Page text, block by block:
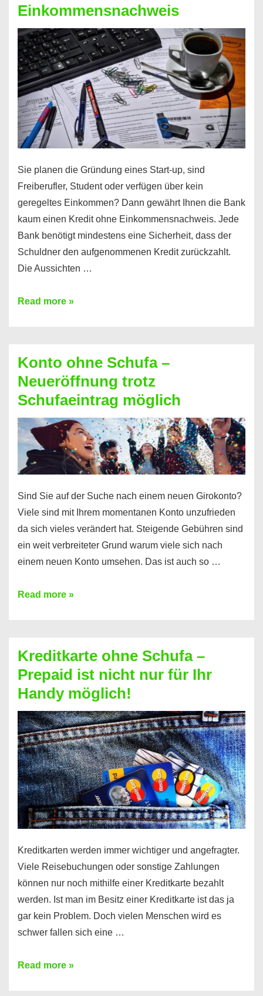
Durchstarter
Einkommensnachweis
Sie planen die Gründung eines Start-up, sind
Freiberufler, Student oder verfügen über kein
geregeltes Einkommen? Dann gewährt Ihnen die Bank
kaum einen Kredit ohne Einkommensnachweis. Jede
Bank benötigt mindestens eine Sicherheit, dass der
Schuldner den aufgenommenen Kredit zurückzahlt.
Die Aussichten …
Mit
Sie
einen
Kredit
ohne
Einkommensnachweis
Read more »
Konto ohne Schufa –
Neueröffnung trotz
Schufaeintrag möglich
Sind Sie auf der Suche nach einem neuen Girokonto?
Viele sind mit Ihrem momentanen Konto unzufrieden
da sich vieles verändert hat. Steigende Gebühren sind
ein weit verbreiteter Grund warum viele sich nach
einem neuen Konto umsehen. Das ist auch so …
Konto
Neueröffnung
trotz
Schufaeintrag
möglich
Read more »
Kreditkarte ohne Schufa –
Prepaid ist nicht nur für Ihr
Handy möglich!
Kreditkarten werden immer wichtiger und angefragter.
Viele Reisebuchungen oder sonstige Zahlungen
können nur noch mithilfe einer Kreditkarte bezahlt
werden. Ist man im Besitz einer Kreditkarte ist das ja
gar kein Problem. Doch vielen Menschen wird es
schwer fallen sich eine …
Kreditkarte
Read more »